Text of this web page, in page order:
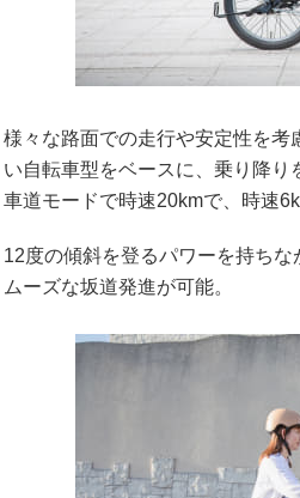
様々な路面での走行や安定性を
い自転車型をベースに、乗り降
車道モードで時速20kmで、時速
12度の傾斜を登るパワーを持ち
ムーズな坂道発進が可能。